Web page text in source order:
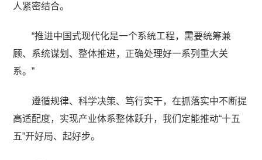
人紧密结合。
“推进中国式现代化是一个系统工程，需要统筹兼
顾、系统谋划、整体推进，正确处理好一系列重大关
系。”
遵循规律、科学决策、笃行实干，在抓落实中不断提
高适配度，实现产业体系整体跃升，我们定能推动“十五
五”开好局、起好步。